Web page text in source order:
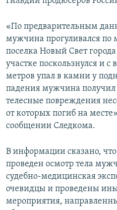
«По предварительным
мужчина прогуливался по
поселка Новый Свет
участке поскользнулся и
метров упал в камни у
падения мужчина
телесные повреждения
от которых погиб на
сообщении Следкома.
В информации сказано,
проведен осмотр тела
судебно-медицинская
очевидцы и проведены
мероприятия,